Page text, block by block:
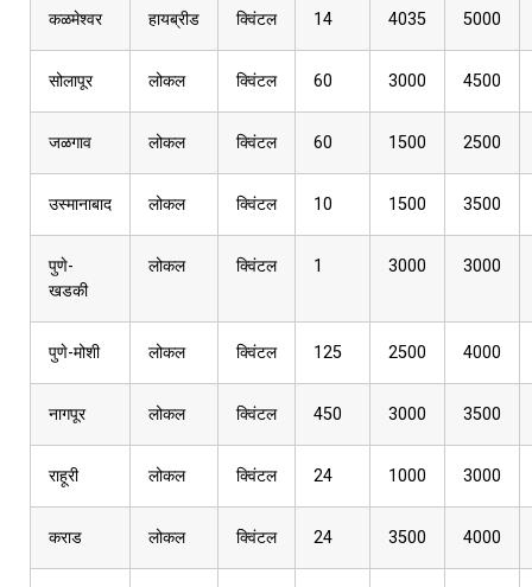
कळमेश्वर हायब्रीड क्विंटल 14 4035 5000
सोलापूर लोकल क्विंटल 60 3000 4500
जळगाव लोकल क्विंटल 60 1500 2500
उस्मानाबाद लोकल क्विंटल 10 1500 3500
पुणे-
खडकी
लोकल क्विंटल 1 3000 3000
पुणे-मोशी लोकल क्विंटल 125 2500 4000
नागपूर लोकल क्विंटल 450 3000 3500
राहूरी लोकल क्विंटल 24 1000 3000
कराड लोकल क्विंटल 24 3500 4000